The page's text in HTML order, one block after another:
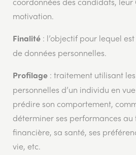
coordonnées des candidats, leur
motivation.
Finalité : l’objectif pour lequel
de données personnelles.
Profilage : traitement utilisant
personnelles d’un individu en
prédire son comportement,
déterminer ses performances
financière, sa santé, ses
vie, etc.